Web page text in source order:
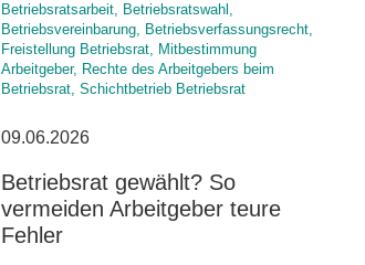
Betriebsratsarbeit, Betriebsratswahl,
Betriebsvereinbarung, Betriebsverfassungsrecht,
Freistellung Betriebsrat, Mitbestimmung
Arbeitgeber, Rechte des Arbeitgebers beim
Betriebsrat, Schichtbetrieb Betriebsrat
09.06.2026
Betriebsrat gewählt? So
vermeiden Arbeitgeber teure
Fehler